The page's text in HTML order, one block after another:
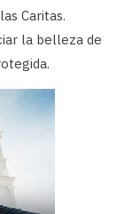
Caritas.
la belleza de